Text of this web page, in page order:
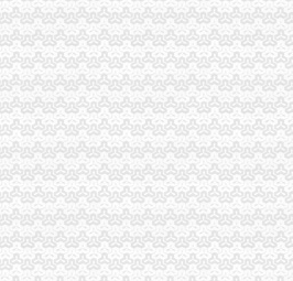
代办营业执照为其挽回13万元购车损失
济发展工作得到市重庆代办公司人大好评
7月20日-21日在我市重庆代办营业执照召开
任书迎接3.30任务检查
措施确保3.30工程质量
考”渝中区代办营业执照环境
五项措施指导基层办案
办营业执照场监管
业执照场秩序专项整
放思想、渝中区代办营业执照更新观念"大讨论
办公司年主题积筹备3.15活动
业执照采取有效措施构建执法监管平台